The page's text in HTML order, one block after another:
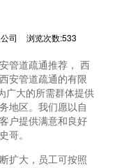
司 浏览次数:533
管道疏通推荐， 西
安管道疏通的有限
广大的所需群体提供
地区。我们愿以自
户提供满意和良好
哥。
扩大，员工可按照